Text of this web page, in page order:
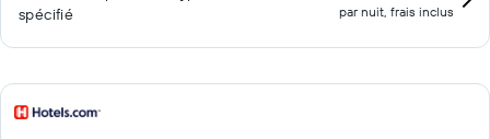
spécifié
par nuit, frais inclus